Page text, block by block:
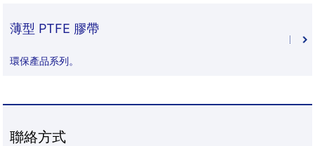
薄型 PTFE 膠帶
環保產品系列。
聯絡方式